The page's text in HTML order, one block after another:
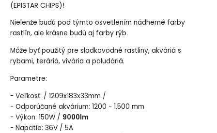
(EPISTAR CHIPS)!
Nielenže budú pod týmto osvetlením nádherné farby
rastlín, ale krásne budú aj farby rýb.
Môže byť použitý pre sladkovodné rastliny, akváriá s
rybami, teráriá, vivária a paludáriá.
Parametre:
- Veľkosť: / 1209x183x33mm /
- Odporúčané akvárium: 1200 - 1.500 mm
- Výkon: 150W / 9000lm
- Napätie: 36V / 5A